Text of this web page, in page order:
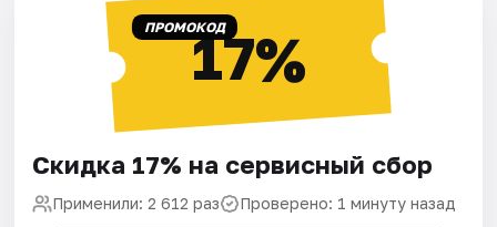
ПРОМОКОД17%
Скидка 17% на сервисный сбор
Применили: 2 612 раз Проверено: 1 минуту назад